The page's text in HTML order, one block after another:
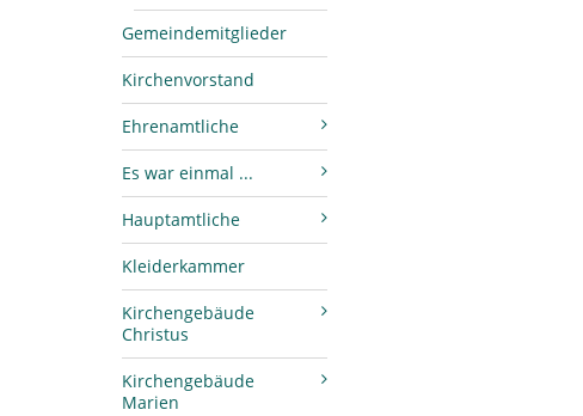
Gemeindemitglieder
Kirchenvorstand
Ehrenamtliche
Es war einmal ...
Hauptamtliche
Kleiderkammer
Kirchengebäude
Christus
Kirchengebäude
Marien